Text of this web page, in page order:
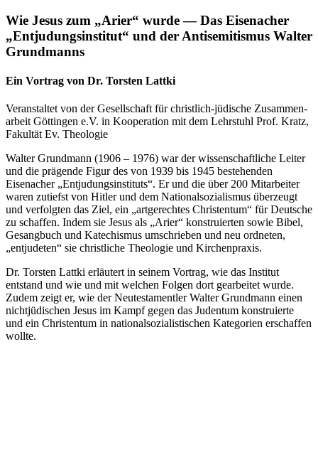
Wie Jesus zum „Arier“ wurde — Das Eisenacher
„Ent­judungs­institut“ und der Antisemitismus Walter
Grundmanns
Ein Vortrag von Dr. Torsten Lattki
Veranstaltet von der Gesellschaft für christlich-jüdische Zusammen­
arbeit Göttingen e.V. in Kooperation mit dem Lehrstuhl Prof. Kratz,
Fakultät Ev. Theologie
Walter Grundmann (1906 – 1976) war der wissen­­schaftliche Leiter
und die prägende Figur des von 1939 bis 1945 bestehenden
Eisenacher „Ent­judungs­instituts“. Er und die über 200 Mitarbeiter
waren zutiefst von Hitler und dem National­sozialismus überzeugt
und verfolgten das Ziel, ein „artgerechtes Christen­tum“ für Deutsche
zu schaffen. Indem sie Jesus als „Arier“ konstruierten sowie Bibel,
Gesan­g­buch und Katechismus umschrieben und neu ordneten,
„entjudeten“ sie christliche Theologie und Kirchen­praxis.
Dr. Torsten Lattki erläutert in seinem Vortrag, wie das Institut
entstand und wie und mit welchen Folgen dort gearbeitet wurde.
Zudem zeigt er, wie der Neu­testamentler Walter Grund­mann einen
nicht­jüdischen Jesus im Kampf gegen das Juden­tum konstruierte
und ein Christentum in national­sozialistischen Kategorien erschaffen
wollte.